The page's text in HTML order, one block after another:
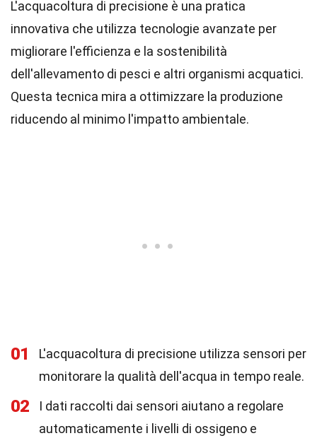
L'acquacoltura di precisione è una pratica
innovativa che utilizza tecnologie avanzate per
migliorare l'efficienza e la sostenibilità
dell'allevamento di pesci e altri organismi acquatici.
Questa tecnica mira a ottimizzare la produzione
riducendo al minimo l'impatto ambientale.
01
L'acquacoltura di precisione utilizza sensori per
monitorare la qualità dell'acqua in tempo reale.
02
I dati raccolti dai sensori aiutano a regolare
automaticamente i livelli di ossigeno e